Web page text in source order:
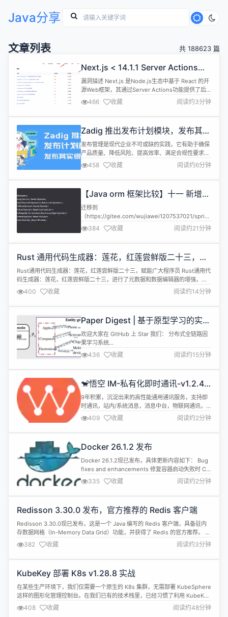
Java分享
文章列表 共 188623 篇
Next.js < 14.1.1 Server Actions
SSRF漏洞
漏洞描述 Next.js 是Node.js生态中基于 React 的开
源Web框架，其通过Server Actions功能提供了后
端开发能力。 在受影响版本中，当使用Server
Actions服务端试图执行基于相对路径的重定向时，
如果 Host 头被篡改，会错误地将重定向的基地址设
泄露。 修复版本中，通过环境变...
466 收藏 阅读约3分钟
Zadig 推出发布计划模块，发布其实
很简单
发布管理是现代企业不可或缺的实践，它有助于确保
产品质量、降低风险、提高效率、满足合规性要求，
从而可持续提升用户满意度。这是一个综合性方法，
用于全面管理软件和产品的整个生命周期。然而，在
实际应用中，企业往往会面临一系列发布管理的挑
布流程和策略：由于企业内部各个部门的独立运作，
往往缺乏统一的发布流程和策略，导致发...
458 收藏 阅读约6分钟
【Java orm 框架比较】十一 新增
原生 jdbc 对比
迁移到
（https://gitee.com/wujiawei1207537021/spring-
orm-integration-compare） orm框架使用性能比
较 比较mybatis-plus、lazy、sqltoy、mybatis-
flex、easy-query、mybatis-mp、jpa、
384 收藏 阅读约21分钟
Rust 通用代码生成器：莲花，红莲尝鲜版二十三，赋
能广大程序员
Rust通用代码生成器：莲花，红莲尝鲜版二十三，赋能广大程序员 Rust通用代
码生成器：莲花，红莲尝鲜版二十三，进行了元数据和数据编辑器的增强，将
强大的生产力赋能广大程序员。无论是新开发的软件还是通过遗留数据库反射
以再次开发的遗留项目，您都可以使用动词算子式通用代码生成器的强大生产
力大大加速研发速度。 红莲尝鲜版二十三新增了多对多候选功能，增强了数据
库自动反...
400 收藏 阅读约14分钟
Paper Digest | 基于原型学习的实体
图谱预训练跨域推荐框架
欢迎大家在 GitHub 上 Star 我们： 分布式全链路因
果学习系统
OpenASCE:https://github.com/Open-All-Scale-
Causal-Engine/OpenASCE 大模型驱动的知识图谱
OpenSPG:https://github.com/OpenSPG/openspg
436 收藏 阅读约15分钟
🐒悟空 IM-私有化即时通讯-v1.2.4
发布
9年积累，沉淀出来的高性能通用通讯服务，支持即
时通讯，站内/系统消息，消息中台，物联网通讯，
音视频信令，直播弹幕，客服系统，AI通讯，即时社
区等场景。 特点 📚 完全自研：自研消息数据库，消
息分区永久存储，自研二进制协议(支持自定义)，重
性能强劲：单机支持百万用户同时在线，单机16w/秒
消息（包...
409 收藏 阅读约2分钟
Docker 26.1.2 发布
Docker 26.1.2现已发布，具体更新内容如下： Bug
fixes and enhancements 修复容器启动失败时 CLI
进程有时会挂起的问题。docker/cli#5062
Packaging updates 将 Go 运行时更新至 1.21.10。
moby/moby#47806 有关此版本中拉取请求和更改
335 收藏 阅读约2分钟
Redisson 3.30.0 发布，官方推荐的 Redis 客户端
Redisson 3.30.0现已发布，这是一个 Java 编写的 Redis 客户端，具备驻内
存数据网格（In-Memory Data Grid）功能，并获得了 Redis 的官方推荐。 此
版本更新内容如下： Feature 新增 sslKeystoreType 设置 新增
RPatternTopic.getActiveTopic() 方法 新增 RJso...
382 收藏 阅读约3分钟
KubeKey 部署 K8s v1.28.8 实战
在某些生产环境下，我们仅需要一个原生的 K8s 集群，无需部署 KubeSphere
这样的图形化管理控制台。在我们已有的技术栈里，已经习惯了利用 KubeKey
部署 KubeSphere 和 K8s 集群。今天，我将为大家实战演示如何在
openEuler 22.03 LTS SP3 上，利用 KubeKey 部署一套纯粹的 K8s 集群。
408 收藏 阅读约48分钟